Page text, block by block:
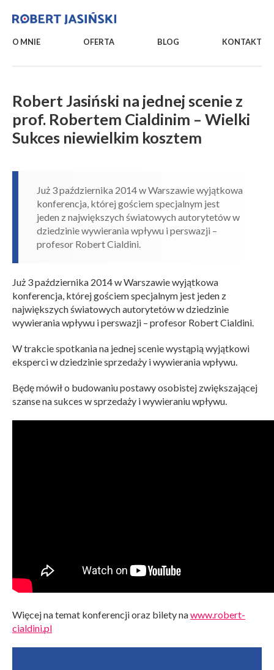
O MNIE OFERTA BLOG KONTAKT
Robert Jasiński na jednej scenie z
prof. Robertem Cialdinim – Wielki
Sukces niewielkim kosztem
Już 3 października 2014 w Warszawie wyjątkowa
konferencja, której gościem specjalnym jest
jeden z największych światowych autorytetów w
dziedzinie wywierania wpływu i perswazji –
profesor Robert Cialdini.
Już 3 października 2014 w Warszawie wyjątkowa
konferencja, której gościem specjalnym jest jeden z
największych światowych autorytetów w dziedzinie
wywierania wpływu i perswazji – profesor Robert Cialdini.
W trakcie spotkania na jednej scenie wystąpią wyjątkowi
eksperci w dziedzinie sprzedaży i wywierania wpływu.
Będę mówił o budowaniu postawy osobistej zwiększającej
szanse na sukces w sprzedaży i wywieraniu wpływu.
Więcej na temat konferencji oraz bilety nawww.robert-
cialdini.pl